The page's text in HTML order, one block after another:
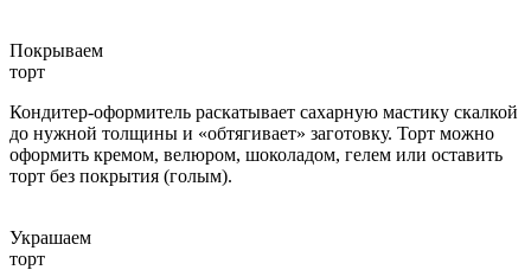
Покрываем
торт
Кондитер-оформитель раскатывает сахарную мастику скалкой
до нужной толщины и «обтягивает» заготовку. Торт можно
оформить кремом, велюром, шоколадом, гелем или оставить
торт без покрытия (голым).
Украшаем
торт